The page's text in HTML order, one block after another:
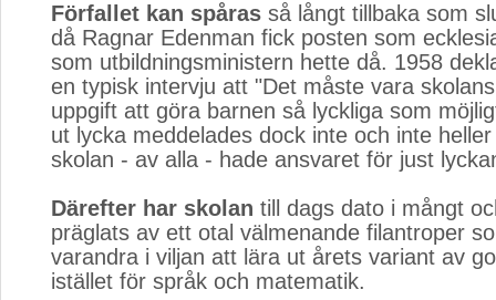
Förfallet kan spåras så långt tillbaka som
då Ragnar Edenman fick posten som
som utbildningsministern hette då. 1958
en typisk intervju att "Det måste vara
uppgift att göra barnen så lyckliga som
ut lycka meddelades dock inte och inte
skolan - av alla - hade ansvaret för just
Därefter har skolan till dags dato i mångt
präglats av ett otal välmenande filantroper
varandra i viljan att lära ut årets variant av
istället för språk och matematik.